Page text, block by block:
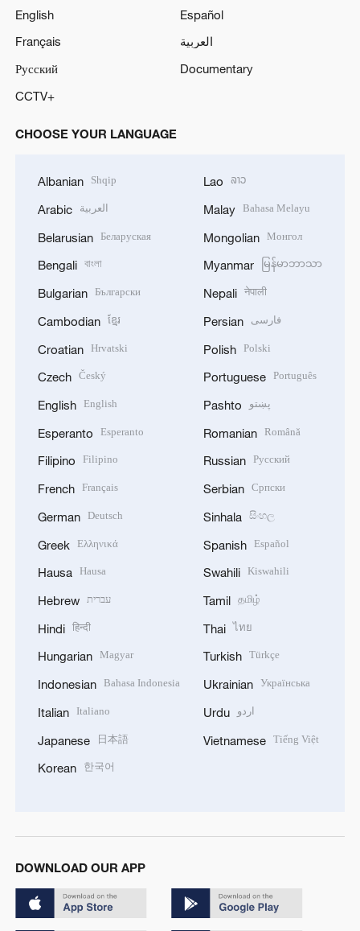
English
Español
Français
العربية
Русский
Documentary
CCTV+
CHOOSE YOUR LANGUAGE
Albanian Shqip
Arabic العربية
Belarusian Беларуская
Bengali বাংলা
Bulgarian Български
Cambodian ខ្មែរ
Croatian Hrvatski
Czech Český
English English
Esperanto Esperanto
Filipino Filipino
French Français
German Deutsch
Greek Ελληνικά
Hausa Hausa
Hebrew עברית
Hindi हिन्दी
Hungarian Magyar
Indonesian Bahasa Indonesia
Italian Italiano
Japanese 日本語
Korean 한국어
Lao ລາວ
Malay Bahasa Melayu
Mongolian Монгол
Myanmar မြန်မာဘာသာ
Nepali नेपाली
Persian فارسی
Polish Polski
Portuguese Português
Pashto پښتو
Romanian Română
Russian Русский
Serbian Српски
Sinhala සිංහල
Spanish Español
Swahili Kiswahili
Tamil தமிழ்
Thai ไทย
Turkish Türkçe
Ukrainian Українська
Urdu اردو
Vietnamese Tiếng Việt
DOWNLOAD OUR APP